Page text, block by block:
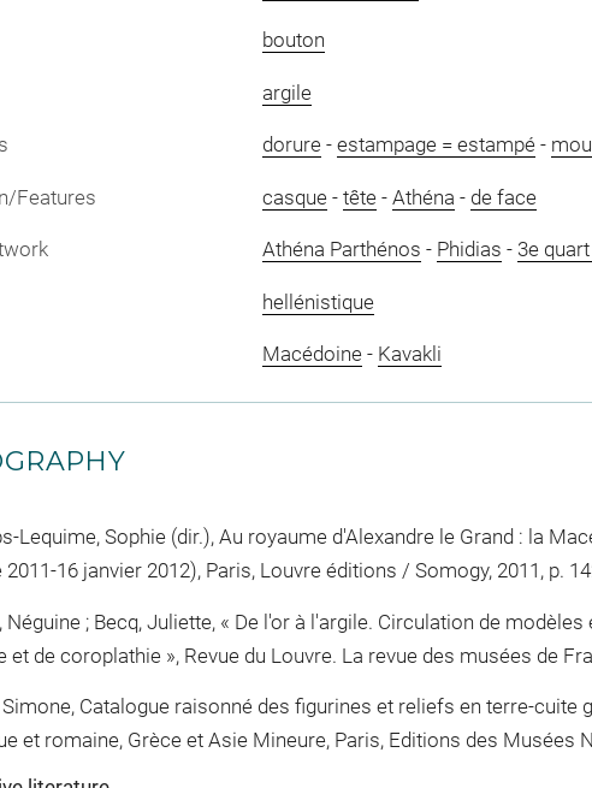
bouton
argile
dorure- estampage = estampé-
Features casque- tête- Athéna - de face
Athéna Parthénos - Phidias - 3e
hellénistique
Macédoine- Kavakli
Lequime, Sophie (dir.), Au royaume d'Alexandre le Grand : la
16 janvier 2012), Paris, Louvre éditions / Somogy, 2011, p.
Néguine ; Becq, Juliette, « De l'or à l'argile. Circulation de
et de coroplathie », Revue du Louvre. La revue des musées de
Simone, Catalogue raisonné des figurines et reliefs en terre-cuite
et romaine, Grèce et Asie Mineure, Paris, Editions des Musées